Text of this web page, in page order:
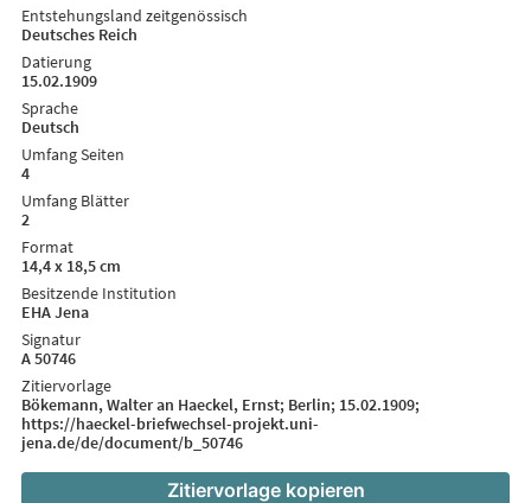
Entstehungsland zeitgenössisch
Deutsches Reich
Datierung
15.02.1909
Sprache
Deutsch
Umfang Seiten
4
Umfang Blätter
2
Format
14,4 x 18,5 cm
Besitzende Institution
EHA Jena
Signatur
A 50746
Zitiervorlage
Bökemann, Walter an Haeckel, Ernst; Berlin; 15.02.1909;
https://haeckel-briefwechsel-projekt.uni-
jena.de/de/document/b_50746
Zitiervorlage kopieren